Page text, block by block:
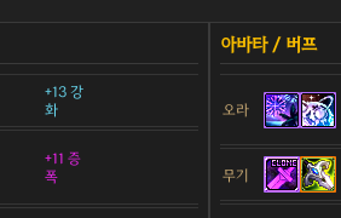
+13 강
화
+11 증
폭
오라
무기